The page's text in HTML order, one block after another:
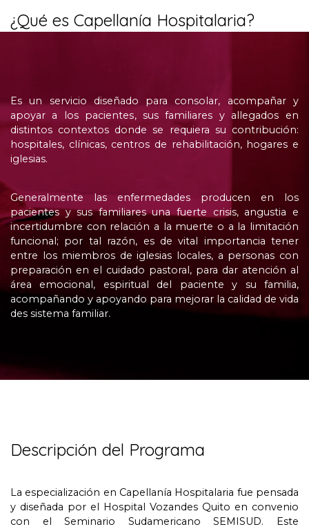
¿Qué es Capellanía Hospitalaria?
Es un servicio diseñado para consolar, acompañar y
apoyar a los pacientes, sus familiares y allegados en
distintos contextos donde se requiera su contribución:
hospitales, clínicas, centros de rehabilitación, hogares e
iglesias.
Generalmente las enfermedades producen en los
pacientes y sus familiares una fuerte crisis, angustia e
incertidumbre con relación a la muerte o a la limitación
funcional; por tal razón, es de vital importancia tener
entre los miembros de iglesias locales, a personas con
preparación en el cuidado pastoral, para dar atención al
área emocional, espiritual del paciente y su familia,
acompañando y apoyando para mejorar la calidad de vida
des sistema familiar.
Descripción del Programa
La especialización en Capellanía Hospitalaria fue pensada
y diseñada por el Hospital Vozandes Quito en convenio
con el Seminario Sudamericano SEMISUD. Este